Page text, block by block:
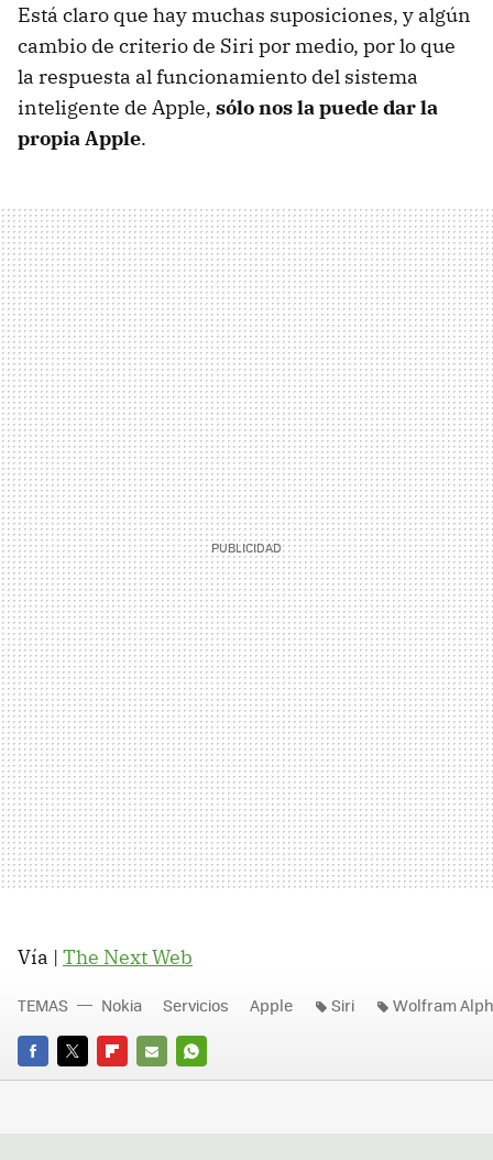
Está claro que hay muchas suposiciones, y algún
cambio de criterio de Siri por medio, por lo que
la respuesta al funcionamiento del sistema
inteligente de Apple, sólo nos la puede dar la
propia Apple.
Vía | The Next Web
FACEBOOK
TWITTERFLIPBOARD
E-
WHATSAPP
TEMAS Nokia Servicios Apple Siri Wolfram